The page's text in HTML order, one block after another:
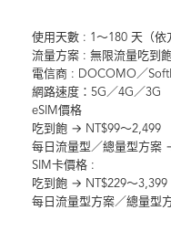
使用天數 : 1～180 天（依
流量方案 : 無限流量吃到
電信商 : DOCOMO／
網路速度：5G／4G／3G
eSIM價格
吃到飽 → NT$99～2,499
每日流量型／總量型方案
SIM卡價格 :
吃到飽 → NT$229～3,399
每日流量型方案／總量型